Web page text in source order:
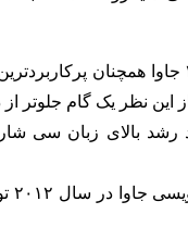
بر اساس این بررسی، در سال ۲۰۱۲